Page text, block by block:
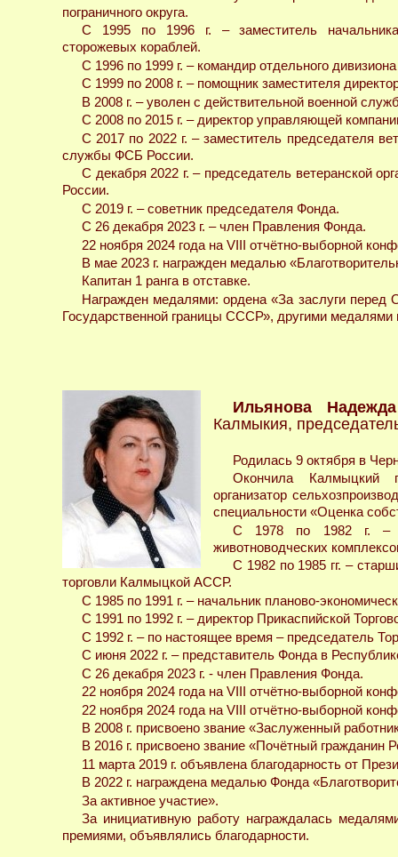
пограничного округа.
С 1995 по 1996 г. – заместитель
сторожевых кораблей.
С 1996 по 1999 г. – командир отдельного
С 1999 по 2008 г. – помощник заместителя
В 2008 г. – уволен с действительной военной
С 2008 по 2015 г. – директор управляющей
С 2017 по 2022 г. – заместитель председателя
службы ФСБ России.
С декабря 2022 г. – председатель ветеранской
России.
С 2019 г. – советник председателя Фонда.
С 26 декабря 2023 г. – член Правления Фонда.
22 ноября 2024 года на VIII отчётно-выборной
В мае 2023 г. награжден медалью
Капитан 1 ранга в отставке.
Награжден медалями: ордена «За заслуги перед
Государственной границы СССР», другими медалями
Ильянова
Калмыкия,
Родилась 9 октября в
Окончила Калмыцкий
организатор
специальности «Оценка
С 1978 по 1982 г. –
животноводческих
С 1982 по 1985 гг. –
торговли Калмыцкой АССР.
С 1985 по 1991 г. – начальник планово-
С 1991 по 1992 г. – директор Прикаспийской
С 1992 г. – по настоящее время – председатель
С июня 2022 г. – представитель Фонда в
С 26 декабря 2023 г. - член Правления Фонда.
22 ноября 2024 года на VIII отчётно-выборной
22 ноября 2024 года на VIII отчётно-выборной
В 2008 г. присвоено звание «Заслуженный
В 2016 г. присвоено звание «Почётный гражданин
11 марта 2019 г. объявлена благодарность от
В 2022 г. награждена медалью Фонда
За активное участие».
За инициативную работу награждалась
премиями, объявлялись благодарности.